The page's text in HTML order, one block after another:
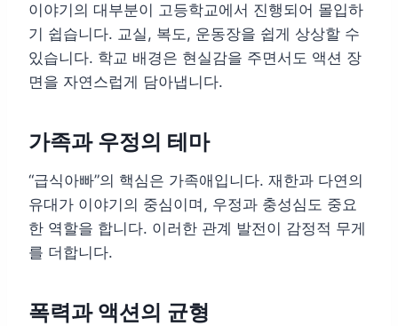
이야기의 대부분이 고등학교에서 진행되어 몰입하
기 쉽습니다. 교실, 복도, 운동장을 쉽게 상상할 수
있습니다. 학교 배경은 현실감을 주면서도 액션 장
면을 자연스럽게 담아냅니다.
가족과 우정의 테마
“급식아빠”의 핵심은 가족애입니다. 재한과 다연의
유대가 이야기의 중심이며, 우정과 충성심도 중요
한 역할을 합니다. 이러한 관계 발전이 감정적 무게
를 더합니다.
폭력과 액션의 균형